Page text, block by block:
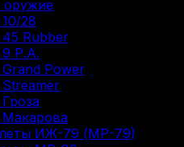
28
Rubber
Р.А.
Power
ИЖ-79 (МР-79)